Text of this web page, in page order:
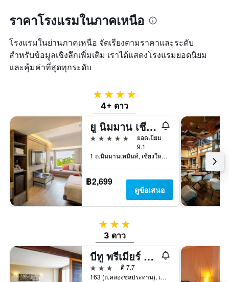
ราคาโรงแรมในภาคเหนือ
โรงแรมในย่านภาคเหนือ จัดเรียงตามราคาและระดับ
สำหรับข้อมูลเชิงลึกเพิ่มเติม เราได้แสดงโรงแรมยอดนิยม
และคุ้มค่าที่สุดทุกระดับ
4 ดาว
4+ ดาว
ยู นิมมาน เชียงใหม่
5 ดาว
ยอดเยี่ยม
9.1
1 ถ.นิมมานเหมินท์, เชียงใหม่, ประเทศไทย
฿2,699
ดูข้อเสนอ
3 ดาว
3 ดาว
บีทู พรีเมียร์ โฮเทล แอนด์ รีสอร์ท
3 ดาว
ดี 7.7
163 (ถ.คลองชลประทาน), เชียงใหม่, ประเทศไทย